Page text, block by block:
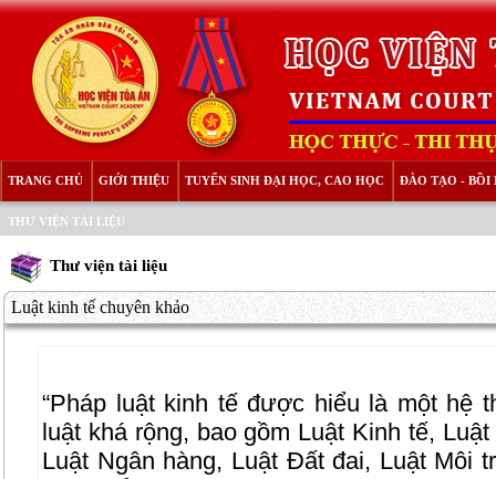
TRANG CHỦ GIỚI THIỆU TUYỂN SINH ĐẠI HỌC, CAO HỌC ĐÀO TẠO - BỒI
THƯ VIỆN TÀI LIỆU
Thư viện tài liệu
Luật kinh tế chuyên khảo
“Pháp luật kinh tế được hiểu là một hệ
luật khá rộng, bao gồm Luật Kinh tế,
Luật Ngân hàng, Luật Đất đai, Luật Môi